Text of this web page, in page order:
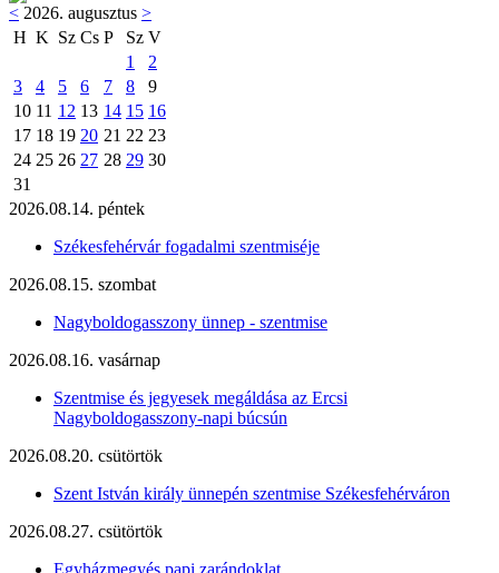
< 2026. augusztus >
H K Sz Cs P Sz V
1
2
3
4 5 6 7 8
9
10 11 12 13 14 15 16
17 18 19 20 21 22 23
24 25 26 27 28 29 30
31
2026.08.14. péntek
Székesfehérvár fogadalmi szentmiséje
2026.08.15. szombat
Nagyboldogasszony ünnep - szentmise
2026.08.16. vasárnap
Szentmise és jegyesek megáldása az Ercsi
Nagyboldogasszony-napi búcsún
2026.08.20. csütörtök
Szent István király ünnepén szentmise Székesfehérváron
2026.08.27. csütörtök
Egyházmegyés papi zarándoklat